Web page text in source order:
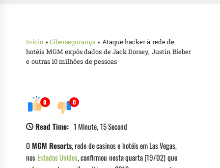
Início »Cibersegurança » Ataque hacker à rede de
hotéis MGM expôs dados de Jack Dorsey, Justin Bieber
e outras 10 milhões de pessoas
0 0
Read Time: 1 Minute, 15 Second
OMGM Resorts, rede de casinos e hotéis em Las Vegas,
nos Estados Unidos, confirmou nesta quarta (19/02) que